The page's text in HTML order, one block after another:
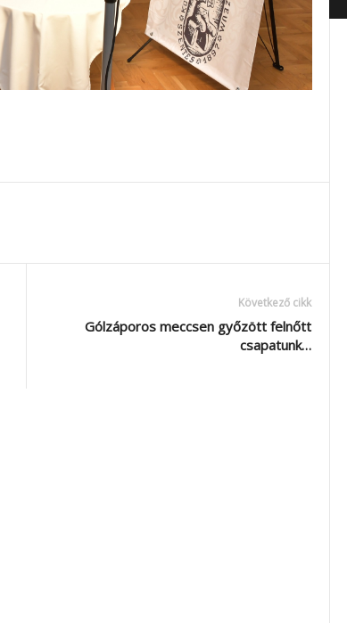
Következő cikk
Gólzáporos meccsen győzött felnőtt
csapatunk…